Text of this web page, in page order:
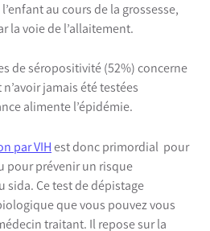
au cours de la grossesse,
la voie de l’allaitement.
de séropositivité (52%) concerne
jamais été testées
alimente l’épidémie.
par VIH est donc primordial pour
pour prévenir un risque
sida. Ce test de dépistage
que vous pouvez vous
traitant. Il repose sur la